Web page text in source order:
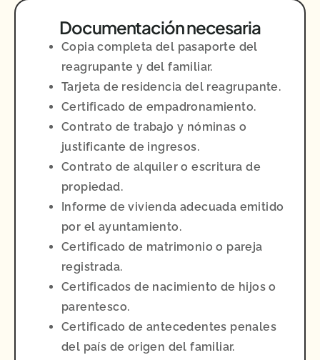
Documentación necesaria
Copia completa del pasaporte del
reagrupante y del familiar.
Tarjeta de residencia del reagrupante.
Certificado de empadronamiento.
Contrato de trabajo y nóminas o
justificante de ingresos.
Contrato de alquiler o escritura de
propiedad.
Informe de vivienda adecuada emitido
por el ayuntamiento.
Certificado de matrimonio o pareja
registrada.
Certificados de nacimiento de hijos o
parentesco.
Certificado de antecedentes penales
del país de origen del familiar.